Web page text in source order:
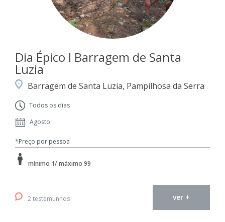
Dia Épico I Barragem de Santa
Luzia
Barragem de Santa Luzia, Pampilhosa da Serra
Todos os dias
Agosto
*Preço por pessoa
mínimo 1/ máximo 99
2 testemunhos ver +